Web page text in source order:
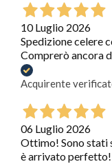
10 Luglio 2026
Spedizione celere
Comprerò ancora
Acquirente
06 Luglio 2026
Ottimo! Sono stati
è arrivato perfetto!